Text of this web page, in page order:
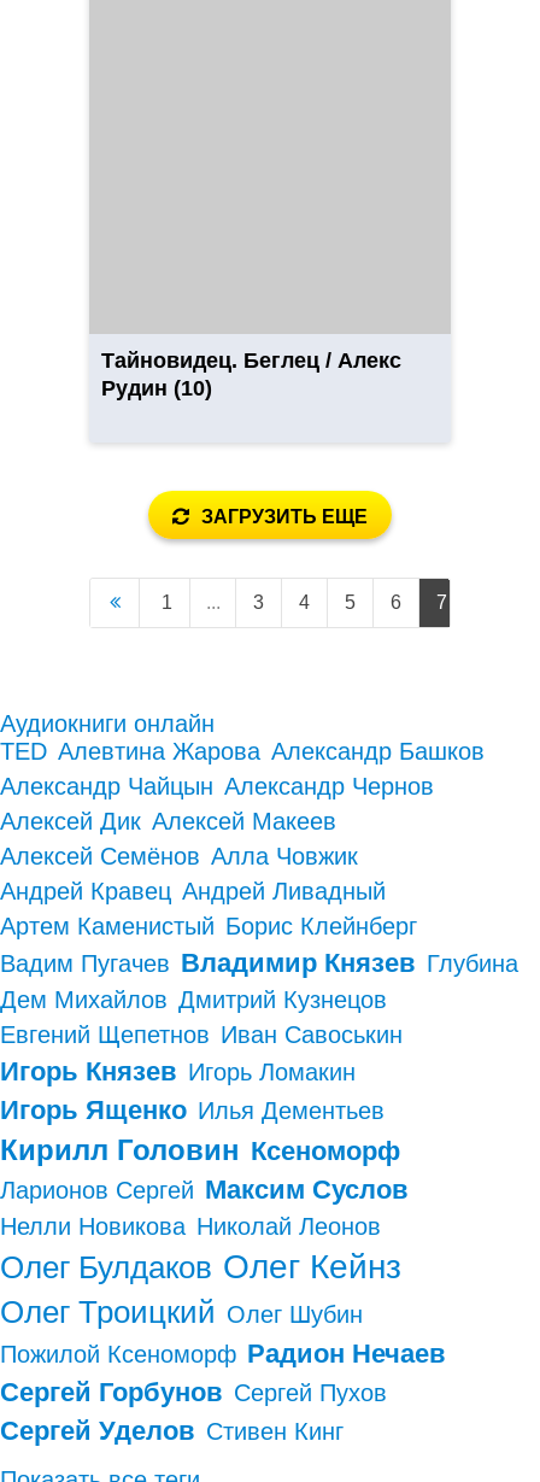
Тайновидец. Беглец / Алекс
Рудин (10)
ЗАГРУЗИТЬ ЕЩЕ
1 ... 3 4 5 6 7
Аудиокниги онлайн
TED Алевтина Жарова Александр Башков
Александр Чайцын Александр Чернов
Алексей Дик Алексей Макеев
Алексей Семёнов Алла Човжик
Андрей Кравец Андрей Ливадный
Артем Каменистый Борис Клейнберг
Вадим Пугачев Владимир Князев Глубина
Дем Михайлов Дмитрий Кузнецов
Евгений Щепетнов Иван Савоськин
Игорь Князев Игорь Ломакин
Игорь Ященко Илья Дементьев
Кирилл Головин Ксеноморф
Ларионов Сергей Максим Суслов
Нелли Новикова Николай Леонов
Олег Булдаков Олег Кейнз
Олег Троицкий Олег Шубин
Пожилой Ксеноморф Радион Нечаев
Сергей Горбунов Сергей Пухов
Сергей Уделов Стивен Кинг